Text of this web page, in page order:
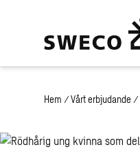
Hem / Vårt erbjudande /